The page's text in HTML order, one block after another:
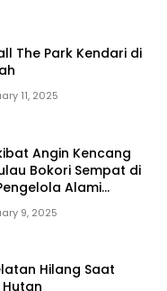
The Park Kendari di
11, 2025
Angin Kencang
Bokori Sempat di
Alami
9, 2025
Hilang Saat